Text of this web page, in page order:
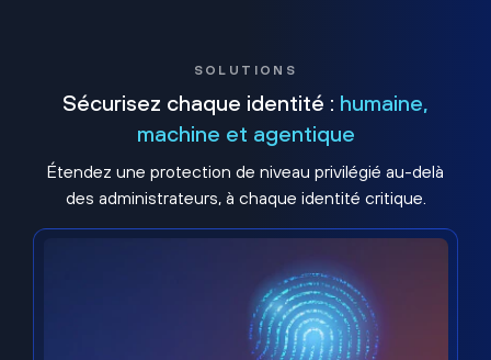
SOLUTIONS
Sécurisez chaque identité : humaine,
machine et agentique
Étendez une protection de niveau privilégié au-delà
des administrateurs, à chaque identité critique.